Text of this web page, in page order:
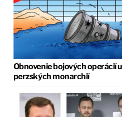
Obnovenie bojových operácií
perzských monarchií